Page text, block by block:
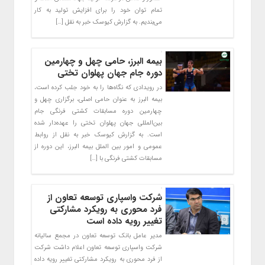
تمام توان خود را برای افزایش تولید به کار
می‌بندیم. به گزارش کیوسک خبر به نقل […]
بیمه البرز، حامی چهل و چهارمین
دوره جام جهان پهلوان تختی
در رویدادی که نگاه‌ها را به خود جلب کرده است،
بیمه البرز به عنوان حامی اصلی، برگزاری چهل و
چهارمین دوره مسابقات کشتی فرنگی جام
بین‌المللی جهان پهلوان تختی را عهده‌دار شده
است. به گزارش کیوسک خبر به نقل از روابط
عمومی و امور بین الملل بیمه البرز، این دوره از
مسابقات کشتی فرنگی با […]
شرکت واسپاری توسعه تعاون از
فرد محوری به رویکرد مشارکتی
تغییر رویه داده است
مدیر عامل بانک توسعه تعاون در مجمع سالیانه
شرکت واسپاری توسعه تعاون اعلام داشت شرکت
از فرد محوری به رویکرد مشارکتی تغییر رویه داده